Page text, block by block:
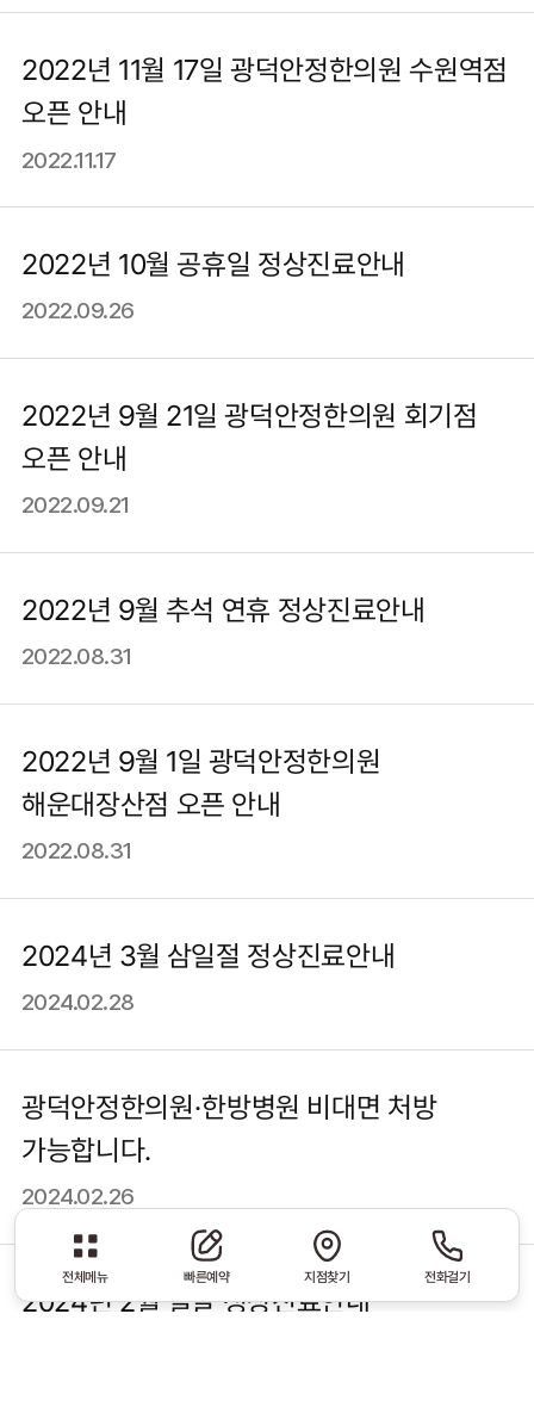
2022년 11월 17일 광덕안정한의원 수원역점
오픈 안내
2022.11.17
2022년 10월 공휴일 정상진료안내
2022.09.26
2022년 9월 21일 광덕안정한의원 회기점
오픈 안내
2022.09.21
2022년 9월 추석 연휴 정상진료안내
2022.08.31
2022년 9월 1일 광덕안정한의원
해운대장산점 오픈 안내
2022.08.31
2024년 3월 삼일절 정상진료안내
2024.02.28
광덕안정한의원·한방병원 비대면 처방
가능합니다.
2024.02.26
2024년 2월 설날 정상진료안내
전체메뉴 빠른예약 지점찾기 전화걸기